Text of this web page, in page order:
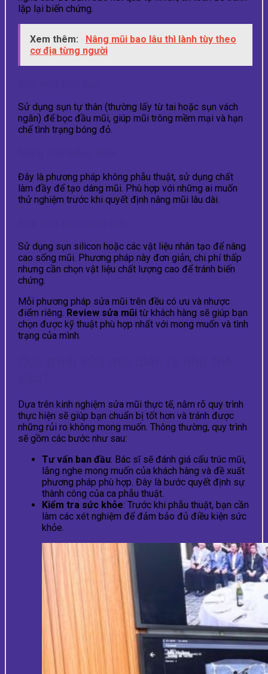
lặp lại biến chứng.
Xem thêm:
Nâng mũi bao lâu thì lành tùy theo
cơ địa từng người
Sử dụng sụn tự thân (thường lấy từ tai hoặc sụn vách
ngăn) để bọc đầu mũi, giúp mũi trông mềm mại và hạn
chế tình trạng bóng đỏ.
Đây là phương pháp không phẫu thuật, sử dụng chất
làm đầy để tạo dáng mũi. Phù hợp với những ai muốn
thử nghiệm trước khi quyết định nâng mũi lâu dài.
Sử dụng sụn silicon hoặc các vật liệu nhân tạo để nâng
cao sống mũi. Phương pháp này đơn giản, chi phí thấp
nhưng cần chọn vật liệu chất lượng cao để tránh biến
chứng.
Mỗi phương pháp sửa mũi trên đều có ưu và nhược
điểm riêng. Review sửa mũi từ khách hàng sẽ giúp bạn
chọn được kỹ thuật phù hợp nhất với mong muốn và tình
trạng của mình.
Dựa trên kinh nghiệm sửa mũi thực tế, nắm rõ quy trình
thực hiện sẽ giúp bạn chuẩn bị tốt hơn và tránh được
những rủi ro không mong muốn. Thông thường, quy trình
sẽ gồm các bước như sau:
Tư vấn ban đầu: Bác sĩ sẽ đánh giá cấu trúc mũi,
lắng nghe mong muốn của khách hàng và đề xuất
phương pháp phù hợp. Đây là bước quyết định sự
thành công của ca phẫu thuật.
Kiểm tra sức khỏe: Trước khi phẫu thuật, bạn cần
làm các xét nghiệm để đảm bảo đủ điều kiện sức
khỏe.